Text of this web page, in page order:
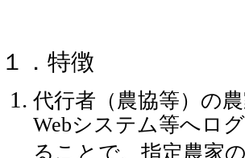
１．特徴
代行者（農協等）の
Webシステム等へロ